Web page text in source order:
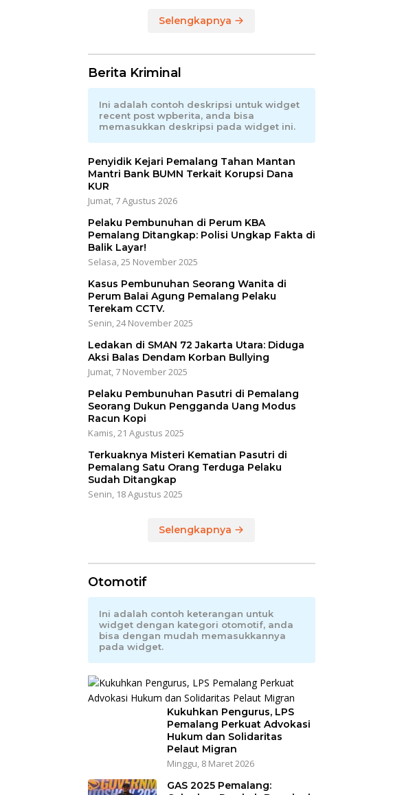
Sepeda Gunung
Selengkapnya
Berita Kriminal
Ini adalah contoh deskripsi untuk widget
recent post wpberita, anda bisa
memasukkan deskripsi pada widget ini.
Penyidik Kejari Pemalang Tahan Mantan
Mantri Bank BUMN Terkait Korupsi Dana
KUR
Jumat, 7 Agustus 2026
Pelaku Pembunuhan di Perum KBA
Pemalang Ditangkap: Polisi Ungkap Fakta di
Balik Layar!
Selasa, 25 November 2025
Kasus Pembunuhan Seorang Wanita di
Perum Balai Agung Pemalang Pelaku
Terekam CCTV.
Senin, 24 November 2025
Ledakan di SMAN 72 Jakarta Utara: Diduga
Aksi Balas Dendam Korban Bullying
Jumat, 7 November 2025
Pelaku Pembunuhan Pasutri di Pemalang
Seorang Dukun Pengganda Uang Modus
Racun Kopi
Kamis, 21 Agustus 2025
Terkuaknya Misteri Kematian Pasutri di
Pemalang Satu Orang Terduga Pelaku
Sudah Ditangkap
Senin, 18 Agustus 2025
Selengkapnya
Otomotif
Ini adalah contoh keterangan untuk
widget dengan kategori otomotif, anda
bisa dengan mudah memasukkannya
pada widget.
Kukuhkan Pengurus, LPS
Pemalang Perkuat Advokasi
Hukum dan Solidaritas
Pelaut Migran
Minggu, 8 Maret 2026
GAS 2025 Pemalang: